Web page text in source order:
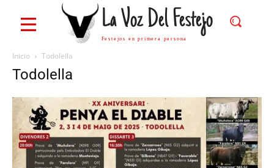
La Voz Del Festejo
Festejos en primera persona
Inicio Todolella
Todolella